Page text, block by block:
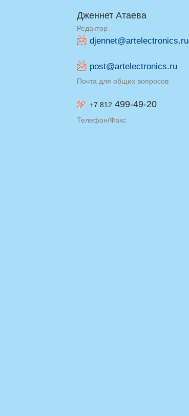
Дженнет Атаева
Редактор
djennet@artelectronics.ru
post@artelectronics.ru
Почта для общих вопросов
+7 812 499-49-20
Телефон/Факс